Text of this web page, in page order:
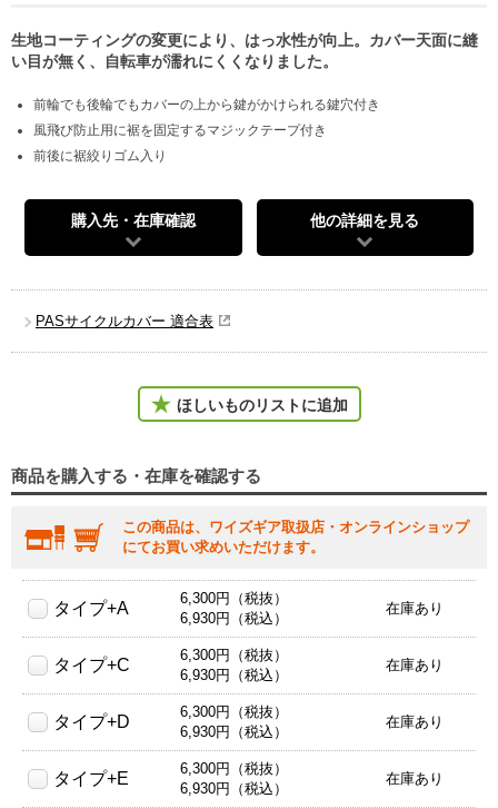
生地コーティングの変更により、はっ水性が向上。カバー天面に縫
い目が無く、自転車が濡れにくくなりました。
前輪でも後輪でもカバーの上から鍵がかけられる鍵穴付き
風飛び防止用に裾を固定するマジックテープ付き
前後に裾絞りゴム入り
購入先・在庫確認 他の詳細を見る
PASサイクルカバー 適合表
ほしいものリストに追加
商品を購入する・在庫を確認する
この商品は、ワイズギア取扱店・オンラインショップ
にてお買い求めいただけます。
タイプ+A
6,300円（税抜）
6,930円（税込）
在庫あり
タイプ+C
6,300円（税抜）
6,930円（税込）
在庫あり
タイプ+D
6,300円（税抜）
6,930円（税込）
在庫あり
タイプ+E
6,300円（税抜）
6,930円（税込）
在庫あり